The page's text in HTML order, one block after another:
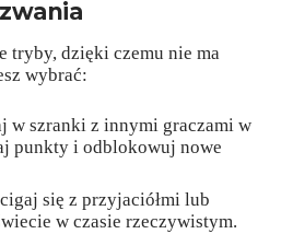
tryby, dzięki czemu nie ma
wybrać:
w szranki z innymi graczami w
punkty i odblokowuj nowe
się z przyjaciółmi lub
w czasie rzeczywistym.